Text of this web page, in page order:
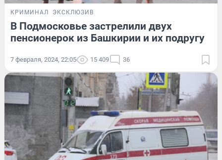
КРИМИНАЛ ЭКСКЛЮЗИВ
В Подмосковье застрелили двух
пенсионерок из Башкирии и их подругу
7 февраля, 2024, 22:05 15 409 36